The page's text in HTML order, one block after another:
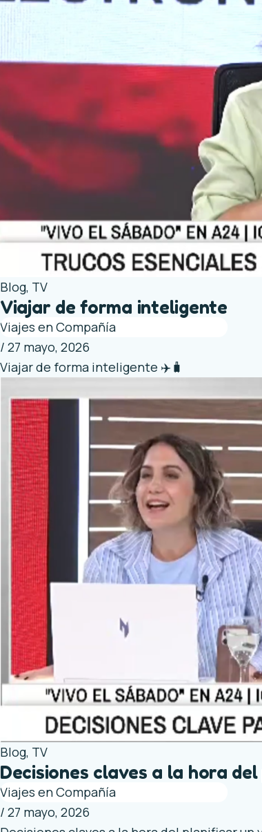
Blog, TV
Viajar de forma inteligente
Viajes en Compañía
/ 27 mayo, 2026
Viajar de forma inteligente ✈️🧳
Blog, TV
Decisiones claves a la hora
Viajes en Compañía
/ 27 mayo, 2026